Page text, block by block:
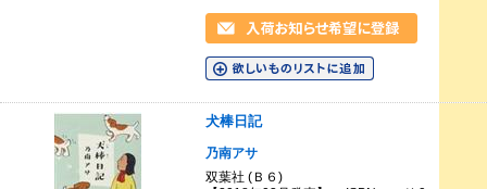
犬棒日記
乃南アサ
双葉社 (Ｂ６)